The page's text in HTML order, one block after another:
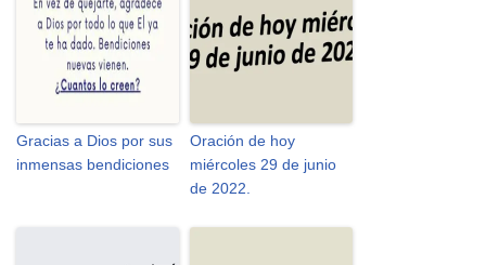
Gracias a Dios por sus
inmensas bendiciones
Oración de hoy
miércoles 29 de junio
de 2022.